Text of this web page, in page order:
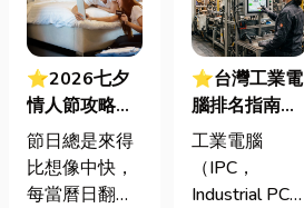
⭐2026七夕
情人節攻略！
七夕送什麼不
踩雷？限定甜
點哪裡買？台
節日總是來得
比想像中快，
每當曆日翻到
⭐台灣工業電
腦排名指南：
台灣三大工業
電腦龍頭有哪
些？工廠採購
工業電腦
（IPC，
Industrial PC）